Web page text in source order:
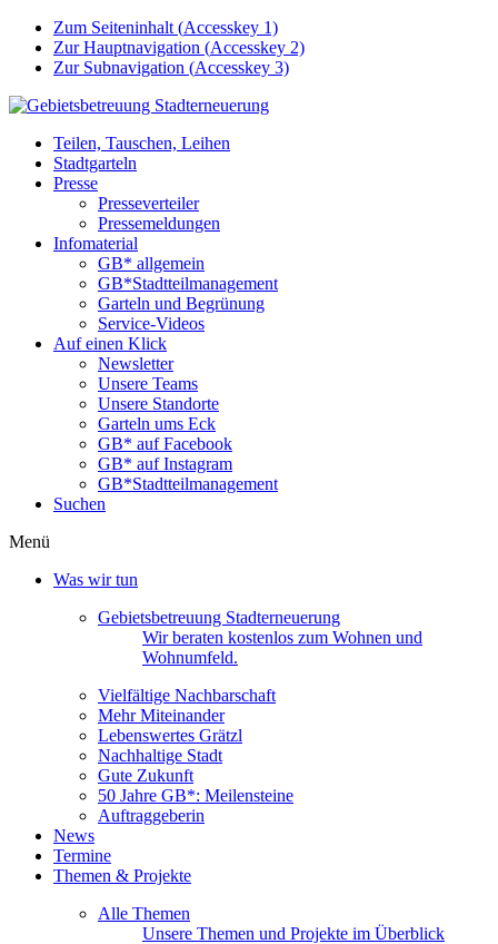
Zum Seiteninhalt (Accesskey 1)
Zur Hauptnavigation (Accesskey 2)
Zur Subnavigation (Accesskey 3)
Teilen, Tauschen, Leihen
Stadtgarteln
Presse
Presseverteiler
Pressemeldungen
Infomaterial
GB* allgemein
GB*Stadtteilmanagement
Garteln und Begrünung
Service-Videos
Auf einen Klick
Newsletter
Unsere Teams
Unsere Standorte
Garteln ums Eck
GB* auf Facebook
GB* auf Instagram
GB*Stadtteilmanagement
Suchen
Menü
Was wir tun
Gebietsbetreuung Stadterneuerung
Wir beraten kostenlos zum Wohnen und
Wohnumfeld.
Vielfältige Nachbarschaft
Mehr Miteinander
Lebenswertes Grätzl
Nachhaltige Stadt
Gute Zukunft
50 Jahre GB*: Meilensteine
Auftraggeberin
News
Termine
Themen & Projekte
Alle Themen
Unsere Themen und Projekte im Überblick